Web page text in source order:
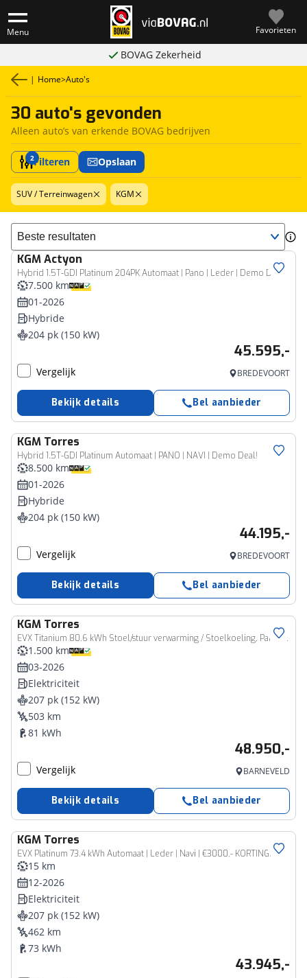
Menu Favorieten
BOVAG Zekerheid
| Home>Auto's
30 auto's gevonden
Alleen auto’s van erkende BOVAG bedrijven
2Filteren Opslaan
SUV / Terreinwagen KGM
Sorteer resultaten
KGMActyon
Hybrid 1.5T-GDI Platinum 204PK Automaat | Pano | Leder | Demo Deal!
7.500 km
01-2026
Hybride
204 pk (150 kW)
45.595,-
Vergelijk BREDEVOORT
Bekijk details Bel aanbieder
KGM Torres
Hybrid 1.5T-GDI Platinum Automaat | PANO | NAVI | Demo Deal!
8.500 km
01-2026
Hybride
204 pk (150 kW)
44.195,-
Vergelijk BREDEVOORT
Bekijk details Bel aanbieder
KGM Torres
EVX Titanium 80.6 kWh Stoel/stuur verwarming / Stoelkoeling, Panoramadak , Rondomzicht camera's
1.500 km
03-2026
Elektriciteit
207 pk (152 kW)
503 km
81 kWh
48.950,-
Vergelijk BARNEVELD
Bekijk details Bel aanbieder
KGM Torres
EVX Platinum 73.4 kWh Automaat | Leder | Navi | €3000,- KORTING!!
15 km
12-2026
Elektriciteit
207 pk (152 kW)
462 km
73 kWh
43.945,-